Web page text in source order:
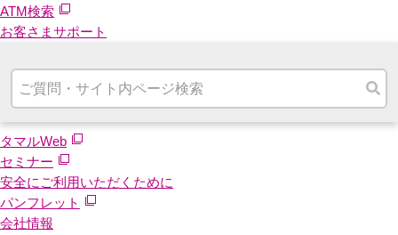
ATM検索
お客さまサポート
タマルWeb
セミナー
安全にご利用いただくために
パンフレット
会社情報